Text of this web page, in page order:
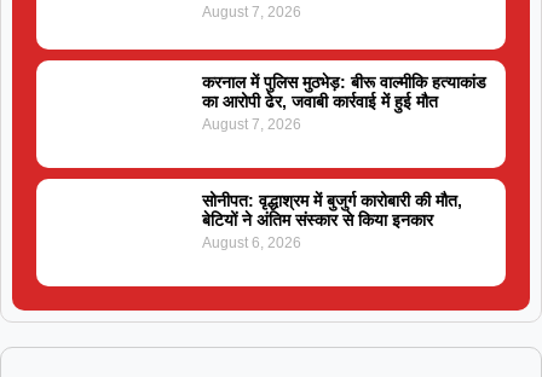
August 7, 2026
करनाल में पुलिस मुठभेड़: बीरू वाल्मीकि हत्याकांड
का आरोपी ढेर, जवाबी कार्रवाई में हुई मौत
August 7, 2026
सोनीपत: वृद्धाश्रम में बुजुर्ग कारोबारी की मौत,
बेटियों ने अंतिम संस्कार से किया इनकार
August 6, 2026